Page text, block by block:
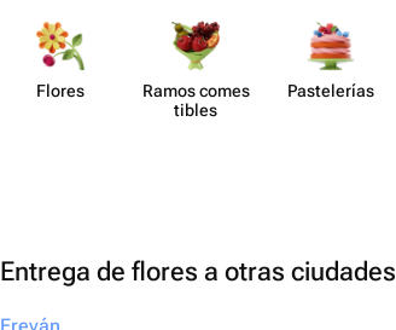
Flores
Ramos comes​
tibles
Paste​lerías
Entrega de flores a otras ciudades